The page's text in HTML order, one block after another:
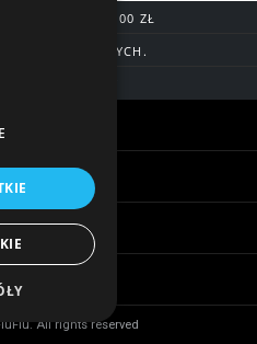
OD 200,00 ZŁ
7 DNI ROBOCZYCH.
PRZELEWY
All rights reserved